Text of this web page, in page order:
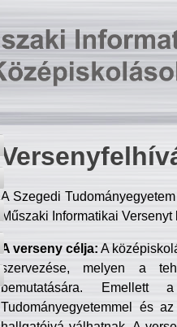
A Szegedi
Műszaki Informatikai
A verseny célja: A
szervezése, melyen a
bemutatására. Emellett
Tudományegyetemmel és